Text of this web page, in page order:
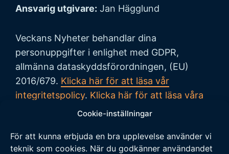
Cookie-inställningar
För att kunna erbjuda en bra upplevelse använder vi
teknik som cookies. När du godkänner användandet
Ansvarig utgivare: Jan Hägglund
Veckans Nyheter behandlar dina
personuppgifter i enlighet med GDPR,
allmänna dataskyddsförordningen, (EU)
2016/679. Klicka här för att läsa vår
integritetspolicy. Klicka här för att läsa våra
allmänna villkor vid köp.
Tipsa oss